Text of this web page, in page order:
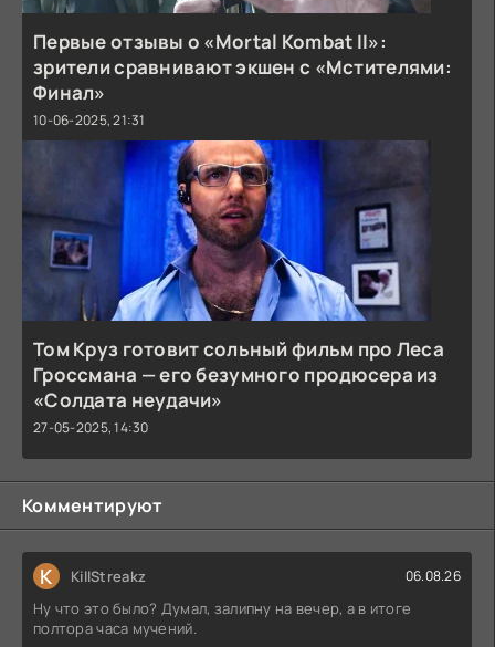
Первые отзывы о «Mortal Kombat II»:
зрители сравнивают экшен с «Мстителями:
Финал»
10-06-2025, 21:31
Том Круз готовит сольный фильм про Леса
Гроссмана — его безумного продюсера из
«Солдата неудачи»
27-05-2025, 14:30
Комментируют
K KillStreakz 06.08.26
Ну что это было? Думал, залипну на вечер, а в итоге
полтора часа мучений.